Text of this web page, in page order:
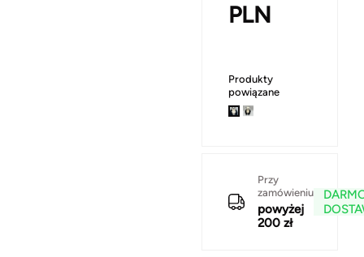
PLN
Produkty
powiązane
Przy
zamówieniu
powyżej
200 zł